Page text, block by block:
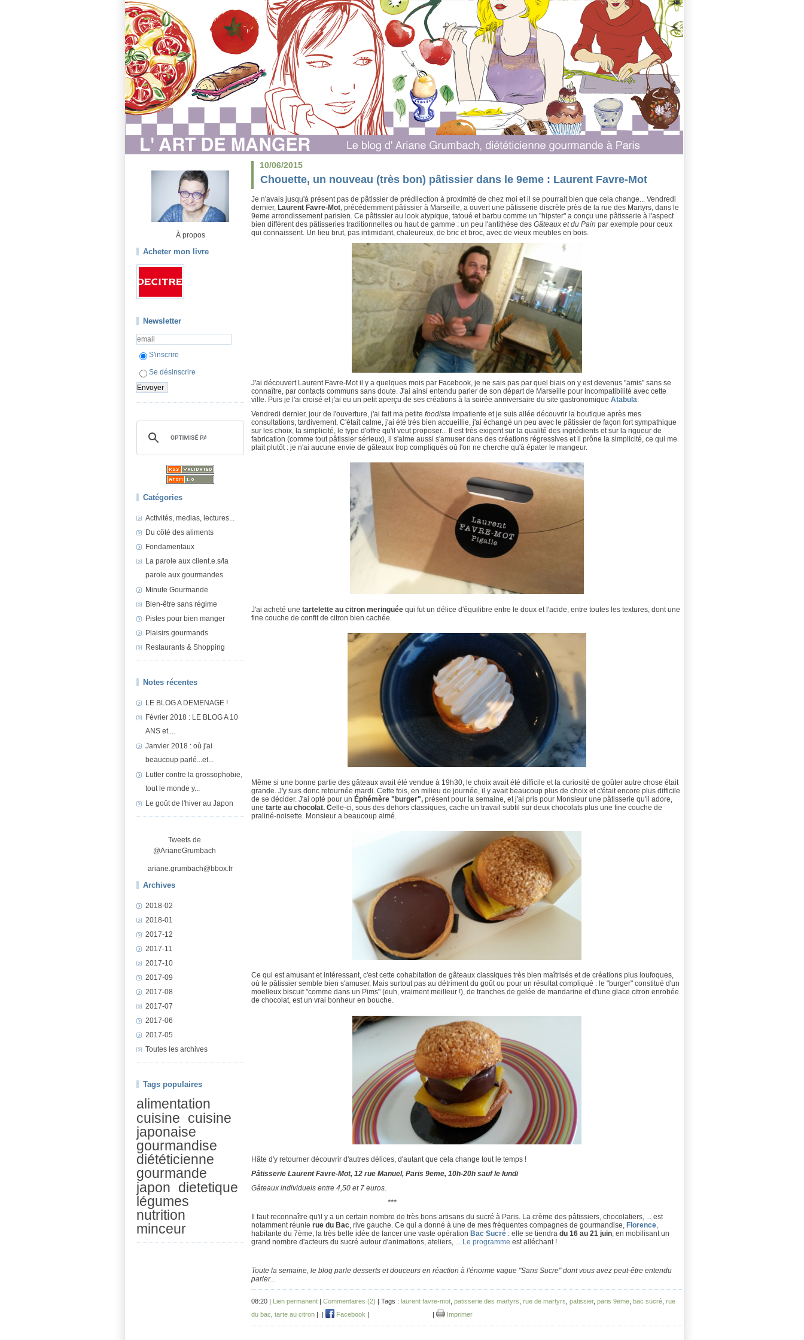
À propos
Acheter mon livre
Newsletter
S'inscrire
Se désinscrire
Catégories
Activités, medias, lectures...
Du côté des aliments
Fondamentaux
La parole aux client.e.s/la
parole aux gourmandes
Minute Gourmande
Bien-être sans régime
Pistes pour bien manger
Plaisirs gourmands
Restaurants & Shopping
Notes récentes
LE BLOG A DEMENAGE !
Février 2018 : LE BLOG A 10
ANS et....
Janvier 2018 : où j'ai
beaucoup parlé...et...
Lutter contre la grossophobie,
tout le monde y...
Le goût de l'hiver au Japon
Tweets de
@ArianeGrumbach
ariane.grumbach@bbox.fr
Archives
2018-02
2018-01
2017-12
2017-11
2017-10
2017-09
2017-08
2017-07
2017-06
2017-05
Toutes les archives
Tags populaires
alimentation
cuisine cuisine
japonaise
gourmandise
diététicienne
gourmande
japon dietetique
légumes
nutrition
minceur
10/06/2015
Chouette, un nouveau (très bon) pâtissier dans le 9eme : Laurent Favre-Mot
Je n'avais jusqu'à présent pas de pâtissier de prédilection à proximité de chez moi et il se pourrait bien que cela change... Vendredi
dernier, Laurent Favre-Mot, précédemment pâtissier à Marseille, a ouvert une pâtisserie discrète près de la rue des Martyrs, dans le
9eme arrondissement parisien. Ce pâtissier au look atypique, tatoué et barbu comme un "hipster" a conçu une pâtisserie à l'aspect
bien différent des pâtisseries traditionnelles ou haut de gamme : un peu l'antithèse des Gâteaux et du Pain par exemple pour ceux
qui connaissent. Un lieu brut, pas intimidant, chaleureux, de bric et broc, avec de vieux meubles en bois.
J'ai découvert Laurent Favre-Mot il y a quelques mois par Facebook, je ne sais pas par quel biais on y est devenus "amis" sans se
connaître, par contacts communs sans doute. J'ai ainsi entendu parler de son départ de Marseille pour incompatibilité avec cette
ville. Puis je l'ai croisé et j'ai eu un petit aperçu de ses créations à la soirée anniversaire du site gastronomique Atabula.
Vendredi dernier, jour de l'ouverture, j'ai fait ma petite foodista impatiente et je suis allée découvrir la boutique après mes
consultations, tardivement. C'était calme, j'ai été très bien accueillie, j'ai échangé un peu avec le pâtissier de façon fort sympathique
sur les choix, la simplicité, le type d'offre qu'il veut proposer... Il est très exigent sur la qualité des ingrédients et sur la rigueur de
fabrication (comme tout pâtissier sérieux), il s'aime aussi s'amuser dans des créations régressives et il prône la simplicité, ce qui me
plait plutôt : je n'ai aucune envie de gâteaux trop compliqués où l'on ne cherche qu'à épater le mangeur.
J'ai acheté une tartelette au citron meringuée qui fut un délice d'équilibre entre le doux et l'acide, entre toutes les textures, dont une
fine couche de confit de citron bien cachée.
Même si une bonne partie des gâteaux avait été vendue à 19h30, le choix avait été difficile et la curiosité de goûter autre chose était
grande. J'y suis donc retournée mardi. Cette fois, en milieu de journée, il y avait beaucoup plus de choix et c'était encore plus difficile
de se décider. J'ai opté pour un Éphémère "burger", présent pour la semaine, et j'ai pris pour Monsieur une pâtisserie qu'il adore,
une tarte au chocolat. Celle-ci, sous des dehors classiques, cache un travail subtil sur deux chocolats plus une fine couche de
praliné-noisette. Monsieur a beaucoup aimé.
Ce qui est amusant et intéressant, c'est cette cohabitation de gâteaux classiques très bien maîtrisés et de créations plus loufoques,
où le pâtissier semble bien s'amuser. Mais surtout pas au détriment du goût ou pour un résultat compliqué : le "burger" constitué d'un
moelleux biscuit "comme dans un Pims" (euh, vraiment meilleur !), de tranches de gelée de mandarine et d'une glace citron enrobée
de chocolat, est un vrai bonheur en bouche.
Hâte d'y retourner découvrir d'autres délices, d'autant que cela change tout le temps !
Pâtisserie Laurent Favre-Mot, 12 rue Manuel, Paris 9eme, 10h-20h sauf le lundi
Gâteaux individuels entre 4,50 et 7 euros.
***
Il faut reconnaître qu'il y a un certain nombre de très bons artisans du sucré à Paris. La crème des pâtissiers, chocolatiers, ... est
notamment réunie rue du Bac, rive gauche. Ce qui a donné à une de mes fréquentes compagnes de gourmandise, Florence,
habitante du 7ème, la très belle idée de lancer une vaste opération Bac Sucré : elle se tiendra du 16 au 21 juin, en mobilisant un
grand nombre d'acteurs du sucré autour d'animations, ateliers, ... Le programme est alléchant !
Toute la semaine, le blog parle desserts et douceurs en réaction à l'énorme vague "Sans Sucre" dont vous avez peut-être entendu
parler...
08:20 | Lien permanent | Commentaires (2) | Tags : laurent favre-mot patisserie des martyrs rue de martyrs patissier, paris 9eme bac sucré rue
du bac tarte au citron | | Facebook | | Imprimer